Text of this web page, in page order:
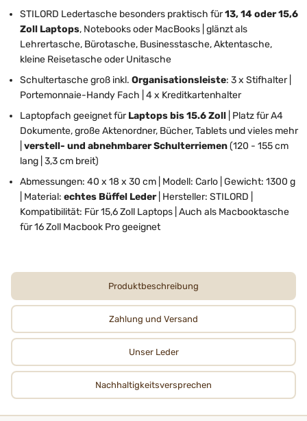
STILORD Ledertasche besonders praktisch für13, 14 oder 15,6
Zoll Laptops, Notebooks oder MacBooks | glänzt als
Lehrertasche, Bürotasche, Businesstasche, Aktentasche,
kleine Reisetasche oder Unitasche
Schultertasche groß inkl. Organisationsleiste: 3 x Stifhalter |
Portemonnaie-Handy Fach | 4 x Kreditkartenhalter
Laptopfach geeignet fürLaptops bis 15.6 Zoll | Platz für A4
Dokumente, große Aktenordner, Bücher, Tablets und vieles mehr
verstell- und abnehmbarer Schulterriemen(120 - 155 cm
lang | 3,3 cm breit)
Abmessungen: 40 x 18 x 30 cm | Modell: Carlo | Gewicht: 1300 g
| Material: echtes Büffel Leder | Hersteller: STILORD |
Kompatibilität: Für 15,6 Zoll Laptops | Auch als Macbooktasche
für 16 Zoll Macbook Pro geeignet
Produktbeschreibung
Zahlung und Versand
Unser Leder
Nachhaltigkeits­­­versprechen